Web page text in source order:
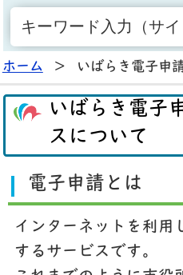
ホーム > いばらき電子申
いばらき電子
スについて
電子申請とは
インターネットを利用
するサービスです。